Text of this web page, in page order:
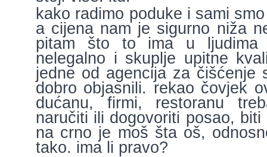
kako radimo poduke i sami
a cijena nam je sigurno niža
pitam što to ima u ljudima
nelegalno i skuplje upitne
jedne od agencija za čišćenje
dobro objasnili. rekao čovjek
dućanu, firmi, restoranu
naručiti ili dogovoriti posao,
na crno je moš šta oš,
tako. ima li pravo?